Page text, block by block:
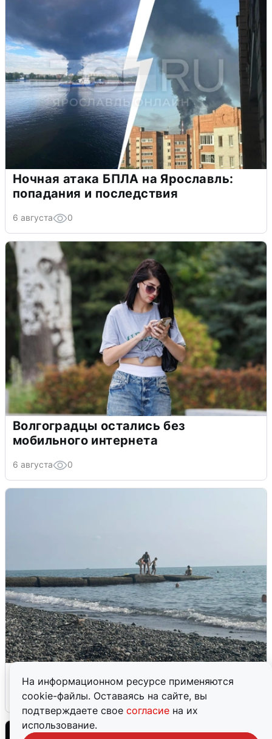
На информационном ресурсе применяются
cookie-файлы. Оставаясь на сайте, вы
подтверждаете свое согласие на их
использование.
Ночная атака БПЛА на Ярославль:
попадания и последствия
6 августа 0
Волгоградцы остались без
мобильного интернета
6 августа 0
6 августа 0